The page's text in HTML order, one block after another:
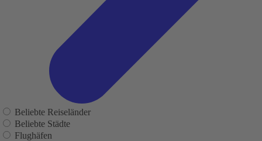
Beliebte Reiseländer
Beliebte Städte
Flughäfen